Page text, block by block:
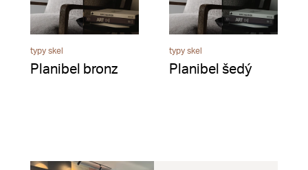
typy skel
Planibel bronz
typy skel
Planibel šedý